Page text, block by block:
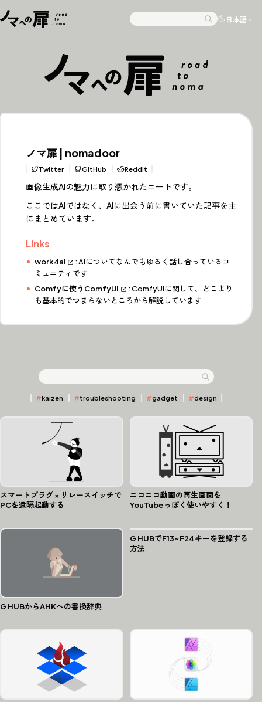
Search
日本語
ノマ扉 | nomadoor
Twitter GitHub Reddit
画像生成AIの魅力に取り憑かれたニートです。
ここではAIではなく、AIに出会う前に書いていた記事を主
にまとめています。
Links
work4ai
: AIについてなんでもゆるく話し合っているコ
ミュニティです
Comfyに使うComfyUI
: ComfyUIに関して、どこより
も基本的でつまらないところから解説しています
Articles記事検索 ⌕
#kaizen #troubleshooting #gadget #design
スマートプラグ × リレースイッチで
PCを遠隔起動する
ニコニコ動画の再生画面を
YouTubeっぽく使いやすく！
G HUBからAHKへの書換辞典
G HUBでF13~F24キーを登録する
方法